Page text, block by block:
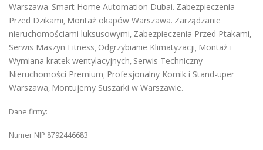
Warszawa. Smart Home Automation Dubai. Zabezpieczenia
Przed Dzikami, Montaż okapów Warszawa. Zarządzanie
nieruchomościami luksusowymi, Zabezpieczenia Przed Ptakami,
Serwis Maszyn Fitness, Odgrzybianie Klimatyzacji, Montaż i
Wymiana kratek wentylacyjnych, Serwis Techniczny
Nieruchomości Premium, Profesjonalny Komik i Stand-uper
Warszawa, Montujemy Suszarki w Warszawie.
Dane firmy:
Numer NIP 8792446683